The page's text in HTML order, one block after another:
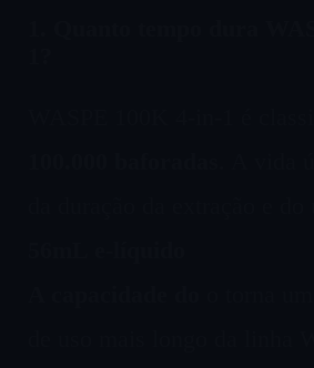
1. Quanto tempo dura
WASPE 100K 4-in-1 é
. A vida
da duração da extração e
o torna
de uso mais longo da linha